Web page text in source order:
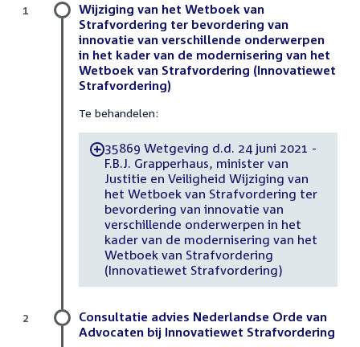
Wijziging van het Wetboek van
Strafvordering ter bevordering van
innovatie van verschillende onderwerpen
in het kader van de modernisering van het
Wetboek van Strafvordering (Innovatiewet
Strafvordering)
Te behandelen:
-35869 Wetgeving d.d. 24 juni 2021 -
F.B.J. Grapperhaus, minister van
Justitie en Veiligheid Wijziging van
het Wetboek van Strafvordering ter
bevordering van innovatie van
verschillende onderwerpen in het
kader van de modernisering van het
Wetboek van Strafvordering
(Innovatiewet Strafvordering)
1
Consultatie advies Nederlandse Orde van
Advocaten bij Innovatiewet Strafvordering
2